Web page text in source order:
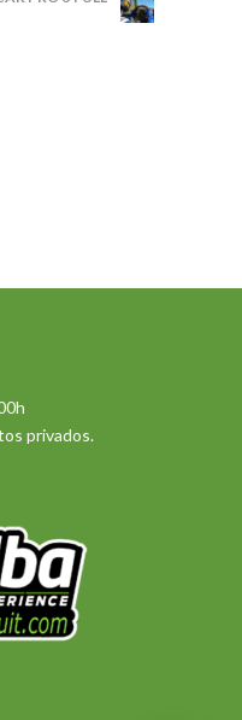
privados.